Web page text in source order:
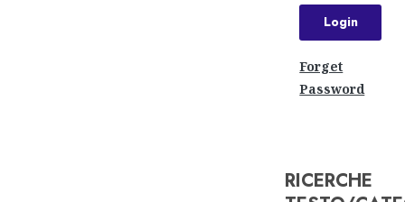
Forget
Password
RICERCHE